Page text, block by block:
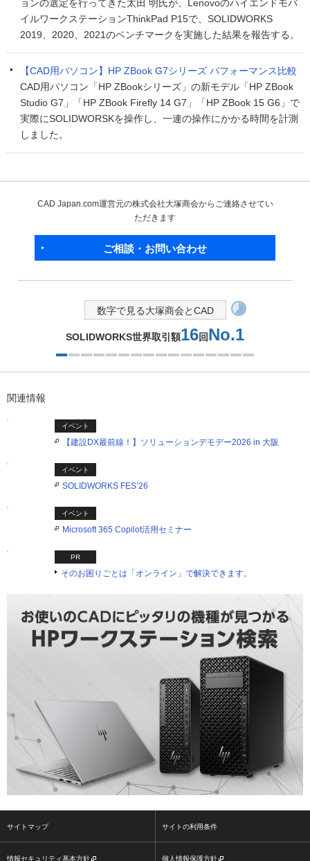
ョンの選定を行ってきた太田 明氏が、Lenovoのハイエンドモバ
イルワークステーションThinkPad P15で、SOLIDWORKS
2019、2020、2021のベンチマークを実施した結果を報告する。
【CAD用パソコン】HP ZBook G7シリーズ パフォーマンス比較
CAD用パソコン「HP ZBookシリーズ」の新モデル「HP ZBook
Studio G7」「HP ZBook Firefly 14 G7」「HP ZBook 15 G6」で
実際にSOLIDWORSKを操作し、一連の操作にかかる時間を計測
しました。
CAD Japan.com運営元の株式会社大塚商会からご連絡させてい
ただきます
ご相談・お問い合わせ
数字で見る大塚商会とCAD
SOLIDWORKS世界取引額16回No.1
関連情報
イベント
【建設DX最前線！】ソリューションデモデー2026 in 大阪
イベント
SOLIDWORKS FES’26
イベント
Microsoft 365 Copilot活用セミナー
PR
そのお困りごとは「オンライン」で解決できます。
サイトマップ サイトの利用条件
情報セキュリティ基本方針 個人情報保護方針